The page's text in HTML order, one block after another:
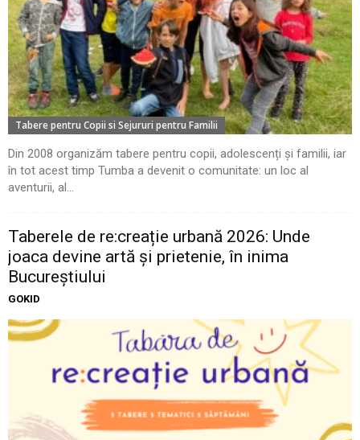
Tabere pentru Copii si Sejururi pentru Familii
Din 2008 organizăm tabere pentru copii, adolescenți și familii, iar
în tot acest timp Tumba a devenit o comunitate: un loc al
aventurii, al...
Taberele de re:creație urbană 2026: Unde
joaca devine artă și prietenie, în inima
Bucureștiului
GOKID